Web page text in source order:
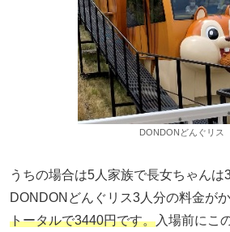
DONDONどんぐリス
うちの場合は5人家族で長女ちゃんは
DONDONどんぐリス3人分の料金がか
トータルで3440円です。入場前にこ